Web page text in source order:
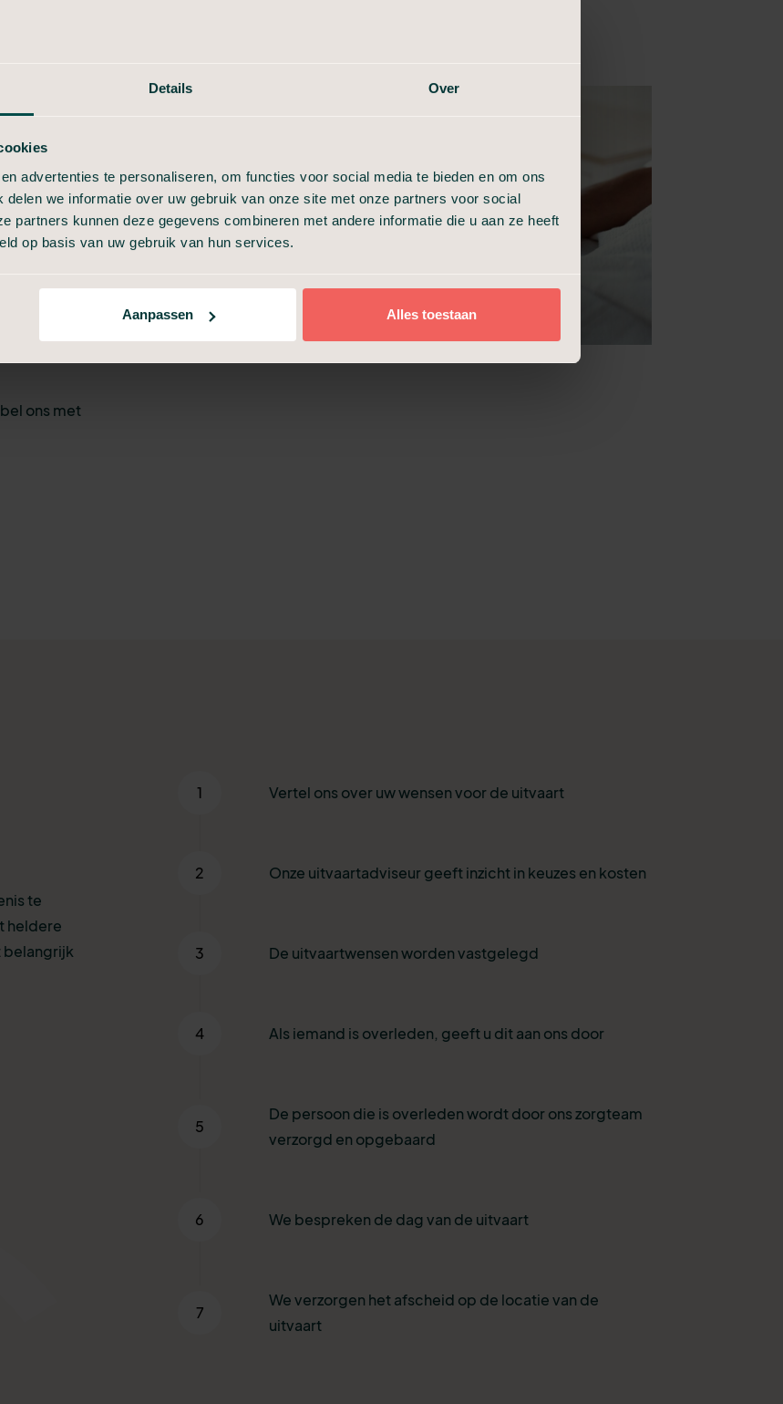
Details Over
advertenties te personaliseren, om functies voor social media te bieden en om ons
we informatie over uw gebruik van onze site met onze partners voor social
partners kunnen deze gegevens combineren met andere informatie die u aan ze heeft
op basis van uw gebruik van hun services.
Aanpassen Alles toestaan
ons
die
en
zoals wat
maken
uitvaart te
voor een
ons met
te
heldere
belangrijk
1 Vertel ons over uw wensen voor de uitvaart
2 Onze uitvaartadviseur geeft inzicht in keuzes en kosten
3 De uitvaartwensen worden vastgelegd
4 Als iemand is overleden, geeft u dit aan ons door
5
De persoon die is overleden wordt door ons zorgteam
verzorgd en opgebaard
6 We bespreken de dag van de uitvaart
7
We verzorgen het afscheid op de locatie van de
uitvaart